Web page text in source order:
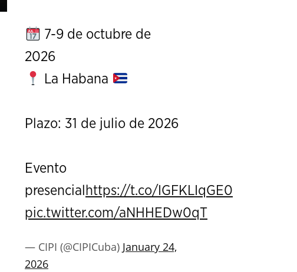
7-9 de octubre de
2026
La Habana
Plazo: 31 de julio de 2026
Evento
presencial https://t.co/IGFKLIqGE0
pic.twitter.com/aNHHEDw0qT
— CIPI (@CIPICuba) January 24,
2026